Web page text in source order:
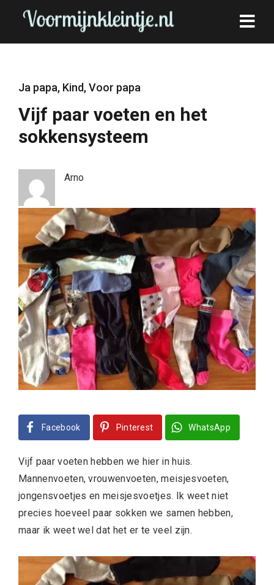
Ja papa, Kind,Voor papa
Vijf paar voeten en het
sokkensysteem
Arno
Facebook Pinterest WhatsApp
Vijf paar voeten hebben we hier in huis.
Mannenvoeten, vrouwenvoeten, meisjesvoeten,
jongensvoetjes en meisjesvoetjes. Ik weet niet
precies hoeveel paar sokken we samen hebben,
maar ik weet wel dat het er te veel zijn.